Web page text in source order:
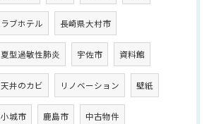
ラブホテル 長崎県大村市
夏型過敏性肺炎 宇佐市 資料館
天井のカビ リノベーション 壁紙
小城市 鹿島市 中古物件